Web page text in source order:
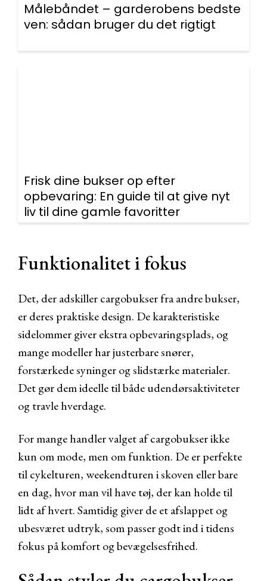
Målebåndet – garderobens bedste
ven: sådan bruger du det rigtigt
Frisk dine bukser op efter
opbevaring: En guide til at give nyt
liv til dine gamle favoritter
Funktionalitet i fokus
Det, der adskiller cargobukser fra andre bukser,
er deres praktiske design. De karakteristiske
sidelommer giver ekstra opbevaringsplads, og
mange modeller har justerbare snører,
forstærkede syninger og slidstærke materialer.
Det gør dem ideelle til både udendørsaktiviteter
og travle hverdage.
For mange handler valget af cargobukser ikke
kun om mode, men om funktion. De er perfekte
til cykelturen, weekendturen i skoven eller bare
en dag, hvor man vil have tøj, der kan holde til
lidt af hvert. Samtidig giver de et afslappet og
ubesværet udtryk, som passer godt ind i tidens
fokus på komfort og bevægelsesfrihed.